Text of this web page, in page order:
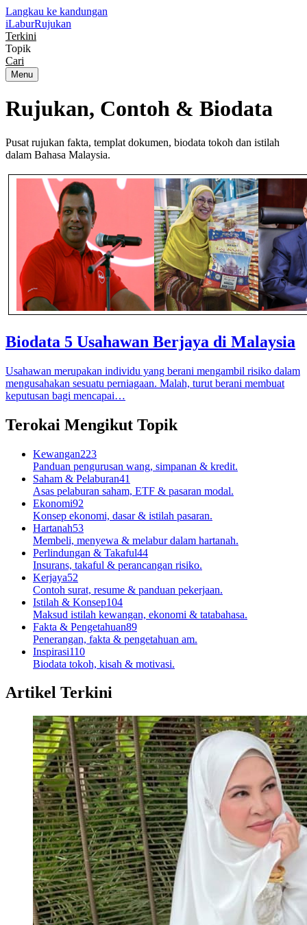
Langkau ke kandungan
iLaburRujukan
Terkini
Topik
Cari
Menu
Rujukan, Contoh & Biodata
Pusat rujukan fakta, templat dokumen, biodata tokoh dan istilah
dalam Bahasa Malaysia.
Biodata 5 Usahawan Berjaya di Malaysia
Usahawan merupakan individu yang berani mengambil risiko dalam
mengusahakan sesuatu perniagaan. Malah, turut berani membuat
keputusan bagi mencapai…
Terokai Mengikut Topik
Kewangan223
Panduan pengurusan wang, simpanan & kredit.
Saham & Pelaburan41
Asas pelaburan saham, ETF & pasaran modal.
Ekonomi92
Konsep ekonomi, dasar & istilah pasaran.
Hartanah53
Membeli, menyewa & melabur dalam hartanah.
Perlindungan & Takaful44
Insurans, takaful & perancangan risiko.
Kerjaya52
Contoh surat, resume & panduan pekerjaan.
Istilah & Konsep104
Maksud istilah kewangan, ekonomi & tatabahasa.
Fakta & Pengetahuan89
Penerangan, fakta & pengetahuan am.
Inspirasi110
Biodata tokoh, kisah & motivasi.
Artikel Terkini